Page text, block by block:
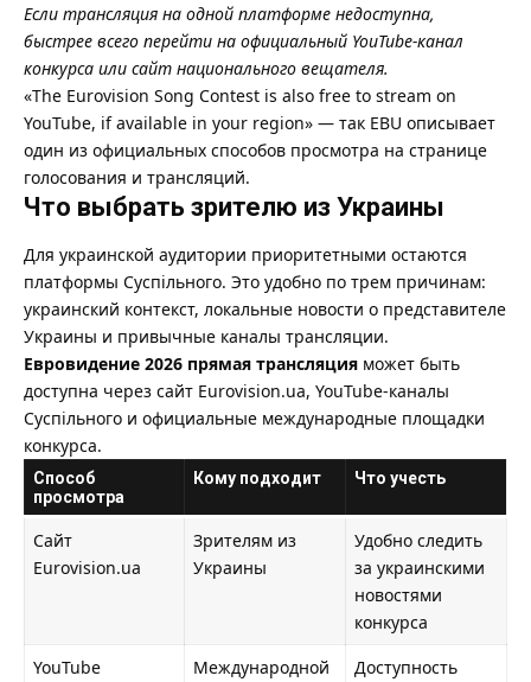
Если трансляция на одной платформе недоступна,
быстрее всего перейти на официальный YouTube-канал
конкурса или сайт национального вещателя.
«The Eurovision Song Contest is also free to stream on
YouTube, if available in your region» — так EBU описывает
один из официальных способов просмотра на странице
голосования и трансляций.
Что выбрать зрителю из Украины
Для украинской аудитории приоритетными остаются
платформы Суспільного. Это удобно по трем причинам:
украинский контекст, локальные новости о представителе
Украины и привычные каналы трансляции.
Евровидение 2026 прямая трансляция может быть
доступна через сайт Eurovision.ua, YouTube-каналы
Суспільного и официальные международные площадки
конкурса.
Способ
просмотра
Кому подходит Что учесть
Сайт
Eurovision.ua
Зрителям из
Украины
Удобно следить
за украинскими
новостями
конкурса
YouTube
Международной
Доступность